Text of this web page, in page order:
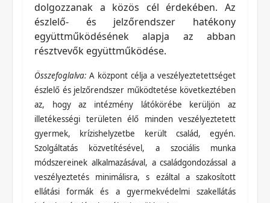
dolgozzanak a közös cél érdekében. Az
észlelő- és jelzőrendszer hatékony
együttműködésének alapja az abban
résztvevők együttműködése.
Összefoglalva: A központ célja a veszélyeztetettséget
észlelő és jelzőrendszer működtetése következtében
az, hogy az intézmény látókörébe kerüljön az
illetékességi területen élő minden veszélyeztetett
gyermek, krízishelyzetbe került család, egyén.
Szolgáltatás közvetítésével, a szociális munka
módszereinek alkalmazásával, a családgondozással a
veszélyeztetés minimálisra, s ezáltal a szakosított
ellátási formák és a gyermekvédelmi szakellátás